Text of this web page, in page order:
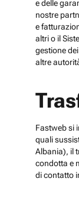
e delle
nostre
e
altri o il
gestione
altre
Fastweb si
quali
Albania), il
condotta e
di contatto